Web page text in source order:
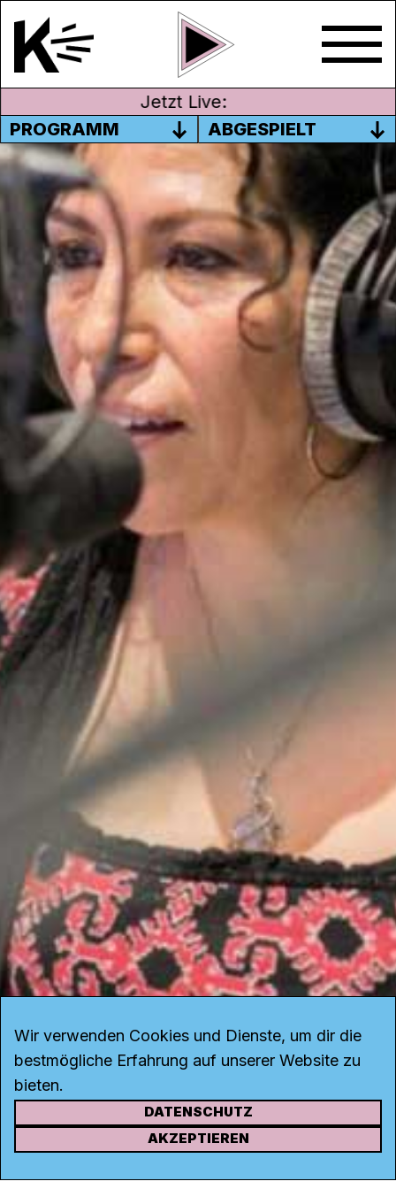
Jetzt Live:
PROGRAMM
ABGESPIELT
FRAUENVEREIN NOSOTRAS
PILOTSENDUNG
Ligia Vogt Mitgründerin des Vereins
Nosotras Aargau und Giovanna Anagua
Suter, Sendungsmacherin von Radio Lora
diskutieren miteinander über Integration,
Gewaltprävention und Feminismus.
KONTAKT
Wir verwenden Cookies und Dienste, um dir die
bestmögliche Erfahrung auf unserer Website zu
bieten.
DATENSCHUTZ
AKZEPTIEREN